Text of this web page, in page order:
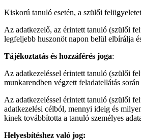
Kiskorú tanuló esetén, a szülői
Az adatkezelő, az érintett tanuló (szülői
legfeljebb huszonöt napon belül elbírálja
Tájékoztatás és hozzáférés joga:
Az adatkezeléssel érintett tanuló (szülői
munkarendben végzett feladatellátás
Az adatkezeléssel érintett tanuló (szülői
adatkezelési célból, mennyi ideig és
kinek továbbította a tanuló személyes
Helyesbítéshez való jog: